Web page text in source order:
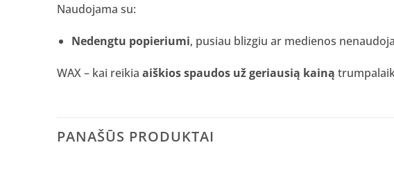
Naudojama su:
Nedengtu popieriumi, pusiau blizgiu ar medienos
WAX – kai reikia aiškios spaudos už geriausią kainą
PANAŠŪS PRODUKTAI